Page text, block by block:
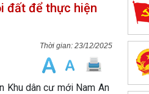
đất để thực hiện
23/12/2025
Khu dân cư mới Nam An